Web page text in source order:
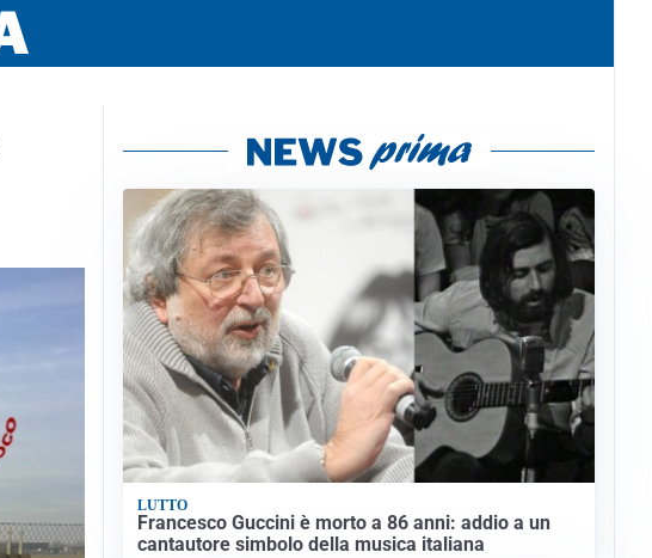
LUTTO
Francesco Guccini è morto a 86 anni: addio a un
cantautore simbolo della musica italiana